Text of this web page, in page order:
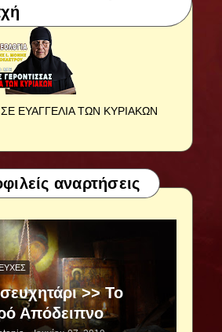
ΕΥΑΓΓΕΛΙΑ ΤΩΝ ΚΥΡΙΑΚΩΝ
αναρτήσεις
>> Το
Απόδειπνο